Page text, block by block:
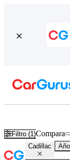
Filtro (1)Compara
Cadillac Año